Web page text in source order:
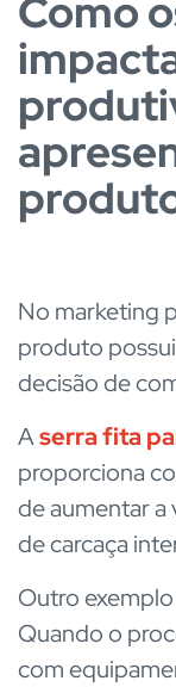
Como
No marketing
produto
decisão de
Aserra fita
proporciona
de aumentar
de carcaça
Outro
Quando o
com